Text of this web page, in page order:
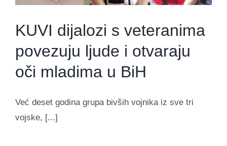
KUVI dijalozi s veteranima
povezuju ljude i otvaraju
oči mladima u BiH
Već deset godina grupa bivših vojnika iz sve tri
vojske, [...]